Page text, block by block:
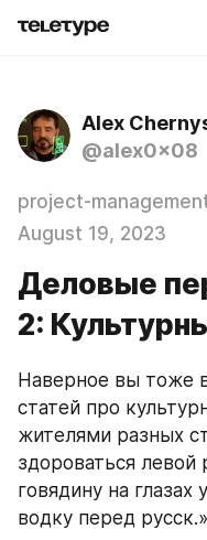
Alex
@alex0x08
project-
August 19, 2023
Деловые
2:
Наверное вы тоже
статей про
жителями разных
здороваться левой
говядину на глазах
водку перед